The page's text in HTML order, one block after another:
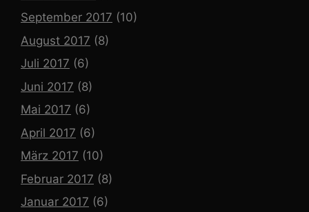
September 2017 (10)
August 2017 (8)
Juli 2017 (6)
Juni 2017 (8)
Mai 2017 (6)
April 2017 (6)
März 2017 (10)
Februar 2017 (8)
Januar 2017 (6)